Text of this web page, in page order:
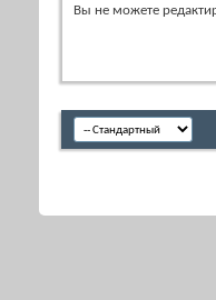
Вы не можете